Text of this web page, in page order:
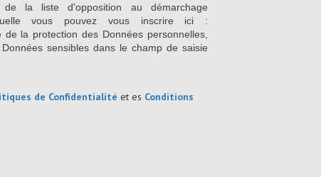
la liste d'opposition au démarchage
vous pouvez vous inscrire ici :
la protection des Données personnelles,
sensibles dans le champ de saisie
de Confidentialité et es Conditions